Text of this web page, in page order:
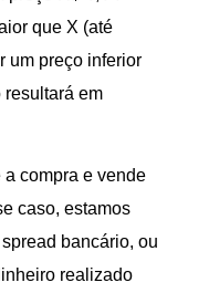
que X (até
um preço inferior
resultará em
a compra e vende
caso, estamos
bancário, ou
realizado